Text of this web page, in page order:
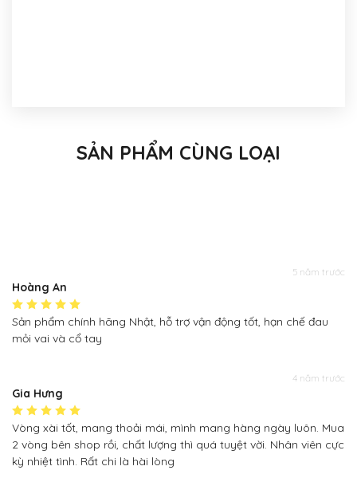
SẢN PHẨM CÙNG LOẠI
5 năm trước
Hoàng An
Sản phẩm chính hãng Nhật, hỗ trợ vận động tốt, hạn chế đau
mỏi vai và cổ tay
4 năm trước
Gia Hưng
Vòng xài tốt, mang thoải mái, mình mang hàng ngày luôn. Mua
2 vòng bên shop rồi, chất lượng thì quá tuyệt vời. Nhân viên cực
kỳ nhiệt tình. Rất chi là hài lòng